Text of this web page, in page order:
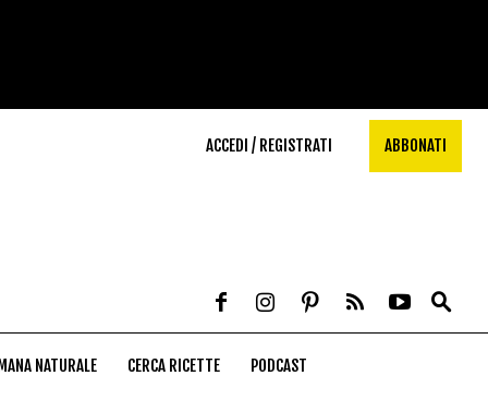
ACCEDI / REGISTRATI ABBONATI
NATURALE CERCA RICETTE PODCAST